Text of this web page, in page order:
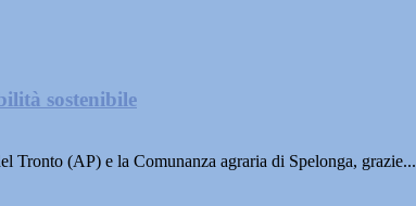
sostenibile
(AP) e la Comunanza agraria di Spelonga, grazie...